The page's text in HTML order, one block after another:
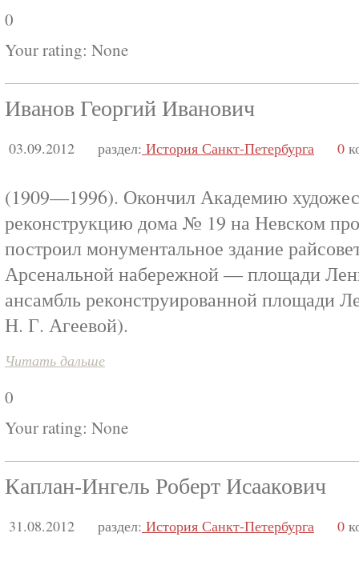
0
Your rating: None
Иванов Георгий Иванович
03.09.2012 раздел: История Санкт-Петербурга 0
(1909—1996). Окончил Академию
реконструкцию дома № 19 на Невском
построил монументальное здание
Арсенальной набережной — площади
ансамбль реконструированной площади
Н. Г. Агеевой).
Читать дальше
0
Your rating: None
Каплан-Ингель Роберт Исаакович
31.08.2012 раздел: История Санкт-Петербурга 0